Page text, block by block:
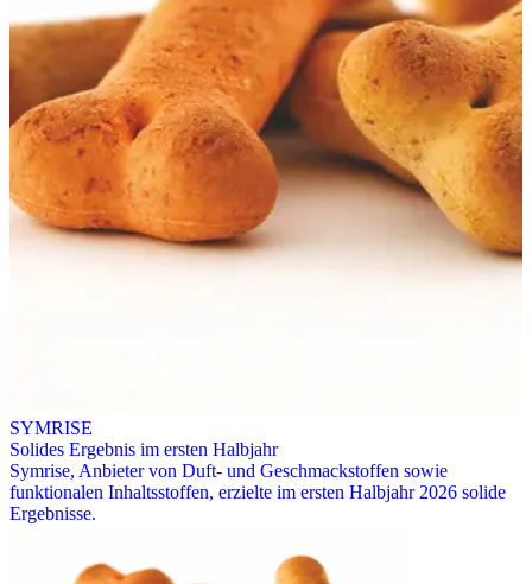
SYMRISE
Solides Ergebnis im ersten Halbjahr
Symrise, Anbieter von Duft- und Geschmackstoffen sowie
funktionalen Inhaltsstoffen, erzielte im ersten Halbjahr 2026 solide
Ergebnisse.